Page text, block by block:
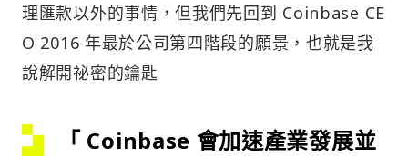
理匯款以外的事情，但我們先回到 Coinbase CE
O 2016 年最於公司第四階段的願景，也就是我
說解開祕密的鑰匙
「 Coinbase 會加速產業發展並